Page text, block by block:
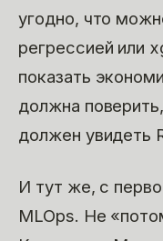
угодно, что
регрессией или
показать
должна
должен увидеть
И тут же, с
MLOps. Не